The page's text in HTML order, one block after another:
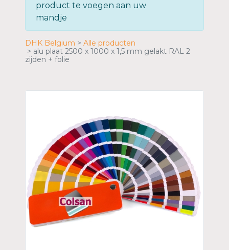
product te voegen aan uw
mandje
DHK Belgium
Alle producten
alu plaat 2500 x 1000 x 1,5 mm gelakt RAL 2
zijden + folie